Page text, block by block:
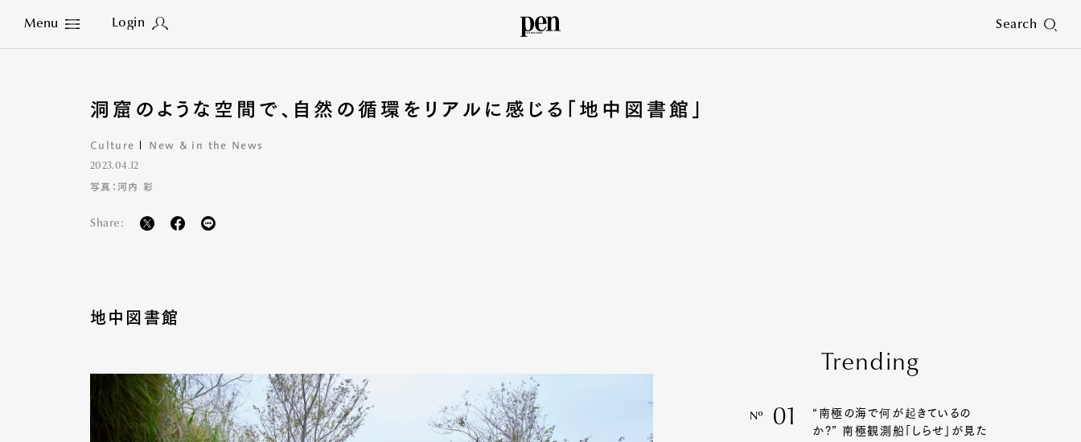
Menu Login Search
Close
洞窟のような空間で、自然の循環をリアルに感じる「地中図書館」
Culture New & in the News
2023.04.12
写真：河内 彩
Share:
地中図書館
Trending
Nº 01
“南極の海で何が起きているの
か?” 南極観測船「しらせ」が見た